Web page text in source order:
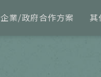
企業/政府合作方案 其